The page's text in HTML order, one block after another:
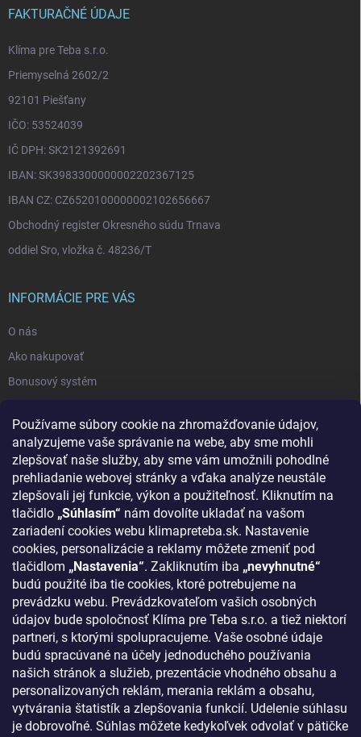
Používame súbory cookie na zhromažďovanie údajov,
analyzujeme vaše správanie na webe, aby sme mohli
zlepšovať naše služby, aby sme vám umožnili pohodlné
prehliadanie webovej stránky a vďaka analýze neustále
zlepšovali jej funkcie, výkon a použiteľnosť. Kliknutím na
tlačidlo „Súhlasím“ nám dovolíte ukladať na vašom
zariadení cookies webu klimapreteba.sk. Nastavenie
cookies, personalizácie a reklamy môžete zmeniť pod
tlačidlom „Nastavenia“. Zakliknutím iba „nevyhnutné“
budú použité iba tie cookies, ktoré potrebujeme na
prevádzku webu. Prevádzkovateľom vašich osobných
údajov bude spoločnosť Klíma pre Teba s.r.o. a tiež niektorí
partneri, s ktorými spolupracujeme. Vaše osobné údaje
budú spracúvané na účely jednoduchého používania
našich stránok a služieb, prezentácie vhodného obsahu a
personalizovaných reklám, merania reklám a obsahu,
vytvárania štatistík a zlepšovania funkcií. Udelenie súhlasu
je dobrovoľné. Súhlas môžete kedykoľvek odvolať v pätičke
FAKTURAČNÉ ÚDAJE
Klíma pre Teba s.r.o.
Priemyselná 2602/2
92101 Piešťany
IČO: 53524039
IČ DPH: SK2121392691
IBAN: SK3983300000002202367125
IBAN CZ: CZ6520100000002102656667
Obchodný register Okresného súdu Trnava
oddiel Sro, vložka č. 48236/T
INFORMÁCIE PRE VÁS
O nás
Ako nakupovať
Bonusový systém
Blog - najnovšie články
Obchodné podmienky
Podmienky ochrany osobných údajov
Odstúpenie od zmluvy
Kontakty
KONTAKT
klima@klimapreteba.sk
0907 044 080
https://www.facebook.com/klimapreteba.sk
klimapreteba